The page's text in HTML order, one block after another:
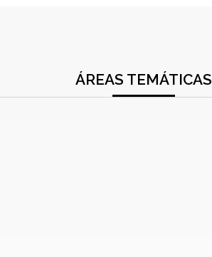
ÁREAS TEMÁTICAS